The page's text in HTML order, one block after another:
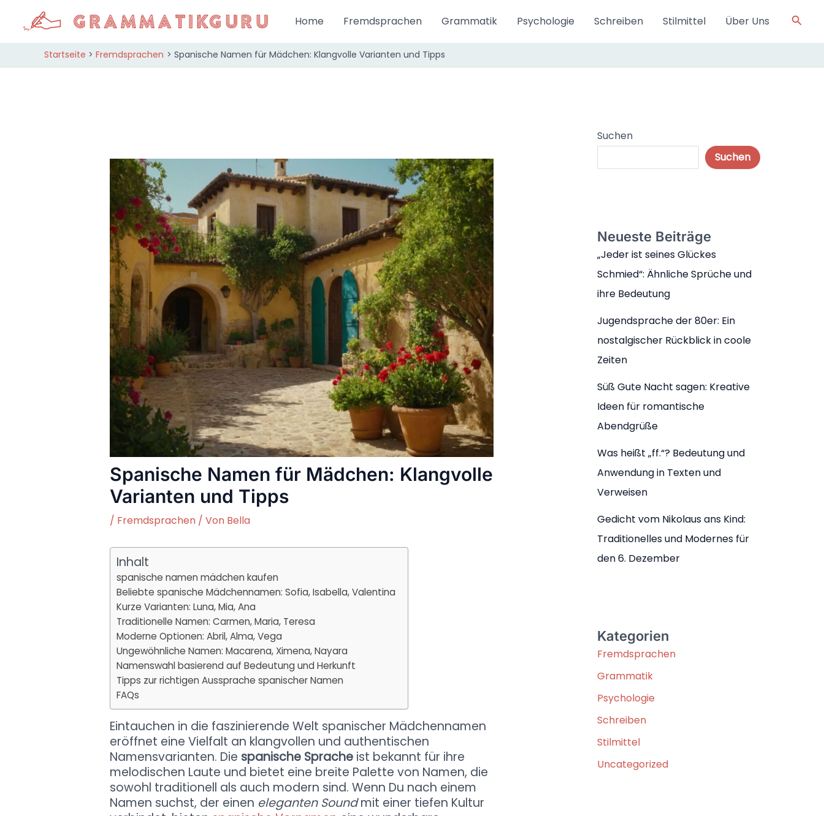
springen
Home Fremdsprachen Grammatik Psychologie Schreiben Stilmittel Über Uns
Startseite Fremdsprachen Spanische Namen für Mädchen: Klangvolle Varianten und Tipps
Spanische Namen für Mädchen: Klangvolle
Varianten und Tipps
/ Fremdsprachen/ Von Bella
Inhalt
spanische namen mädchen kaufen
Beliebte spanische Mädchennamen: Sofia, Isabella, Valentina
Kurze Varianten: Luna, Mia, Ana
Traditionelle Namen: Carmen, Maria, Teresa
Moderne Optionen: Abril, Alma, Vega
Ungewöhnliche Namen: Macarena, Ximena, Nayara
Namenswahl basierend auf Bedeutung und Herkunft
Tipps zur richtigen Aussprache spanischer Namen
FAQs
Eintauchen in die faszinierende Welt spanischer Mädchennamen
eröffnet eine Vielfalt an klangvollen und authentischen
Namensvarianten. Die spanische Spracheist bekannt für ihre
melodischen Laute und bietet eine breite Palette von Namen, die
sowohl traditionell als auch modern sind. Wenn Du nach einem
Namen suchst, der einen eleganten Soundmit einer tiefen Kultur
Suchen
Suchen
Neueste Beiträge
„Jeder ist seines Glückes
Schmied“: Ähnliche Sprüche und
ihre Bedeutung
Jugendsprache der 80er: Ein
nostalgischer Rückblick in coole
Zeiten
Süß Gute Nacht sagen: Kreative
Ideen für romantische
Abendgrüße
Was heißt „ff.“? Bedeutung und
Anwendung in Texten und
Verweisen
Gedicht vom Nikolaus ans Kind:
Traditionelles und Modernes für
den 6. Dezember
Kategorien
Fremdsprachen
Grammatik
Psychologie
Schreiben
Stilmittel
Uncategorized